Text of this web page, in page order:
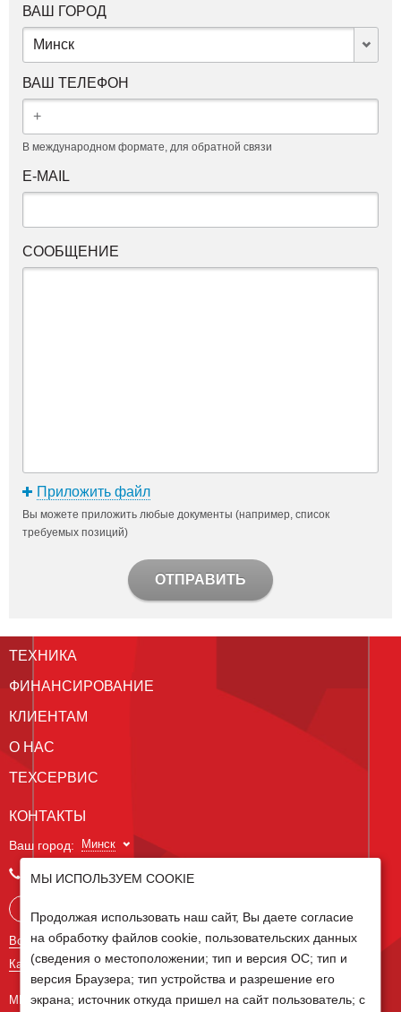
ВАШ ГОРОД
Минск
ВАШ ТЕЛЕФОН
В международном формате, для обратной связи
E-MAIL
СООБЩЕНИЕ
Приложить файл
Вы можете приложить любые документы (например, список
требуемых позиций)
ОТПРАВИТЬ
ТЕХНИКА
ФИНАНСИРОВАНИЕ
КЛИЕНТАМ
О НАС
ТЕХСЕРВИС
КОНТАКТЫ
Ваш город: Минск
+375 29 238 97 34
Все контакты
Карта сайта
МЫ В СОЦ СЕТЯХ
МЫ ИСПОЛЬЗУЕМ COOKIE
Продолжая использовать наш сайт, Вы даете согласие
на обработку файлов cookie, пользовательских данных
(сведения о местоположении; тип и версия ОС; тип и
версия Браузера; тип устройства и разрешение его
экрана; источник откуда пришел на сайт пользователь; с